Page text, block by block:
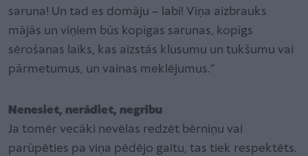
saruna! Un tad es domāju – labi! Viņa aizbrauks
mājās un viņiem būs kopīgas sarunas, kopīgs
sērošanas laiks, kas aizstās klusumu un tukšumu vai
pārmetumus, un vainas meklējumus.”
Nenesiet, nerādiet, negribu
Ja tomēr vecāki nevēlas redzēt bērniņu vai
parūpēties pa viņa pēdējo gaitu, tas tiek respektēts.